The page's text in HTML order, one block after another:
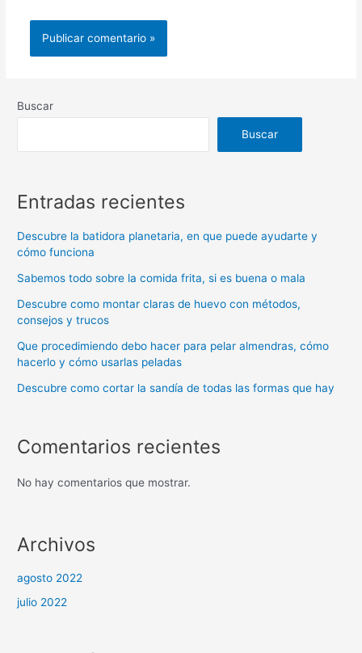
Buscar
Buscar
Entradas recientes
Descubre la batidora planetaria, en que puede ayudarte y
cómo funciona
Sabemos todo sobre la comida frita, si es buena o mala
Descubre como montar claras de huevo con métodos,
consejos y trucos
Que procedimiendo debo hacer para pelar almendras, cómo
hacerlo y cómo usarlas peladas
Descubre como cortar la sandía de todas las formas que hay
Comentarios recientes
No hay comentarios que mostrar.
Archivos
agosto 2022
julio 2022